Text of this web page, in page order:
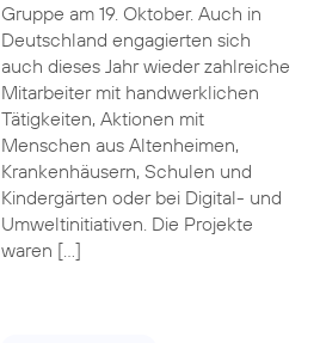
Gruppe am 19. Oktober. Auch in
Deutschland engagierten sich
auch dieses Jahr wieder zahlreiche
Mitarbeiter mit handwerklichen
Tätigkeiten, Aktionen mit
Menschen aus Altenheimen,
Krankenhäusern, Schulen und
Kindergärten oder bei Digital- und
Umweltinitiativen. Die Projekte
waren […]